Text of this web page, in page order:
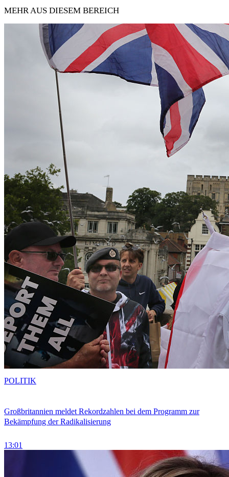
MEHR AUS DIESEM BEREICH
Großbritannien meldet Rekordzahlen bei dem Programm zur
Bekämpfung der Radikalisierung
13:01
POLITIK